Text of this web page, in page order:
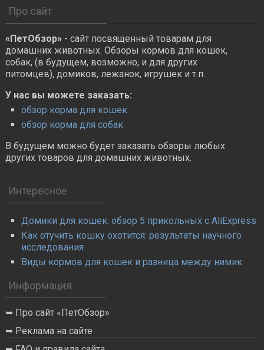
Про сайт
«ПетОбзор»- сайт посвященный товарам для
домашних животных. Обзоры кормов для кошек,
собак, (в будущем, возможно, и для других
питомцев), домиков, лежанок, игрушек и т.п..
У нас вы можете заказать:
обзор корма для кошек
обзор корма для собак
В будущем можно будет заказать обзоры любых
других товаров для домашних животных.
Интересное
Домики для кошек: обзор 5 прикольных с AliExpress
Как отучить кошку охотится: результаты научного
исследования
Виды кормов для кошек и разница между нимик
Информация
Про сайт «ПетОбзор»
Реклама на сайте